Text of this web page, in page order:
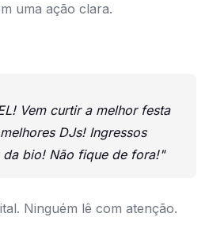
uma ação clara.
Vem curtir a melhor festa
DJs! Ingressos
bio! Não fique de fora!"
Ninguém lê com atenção.